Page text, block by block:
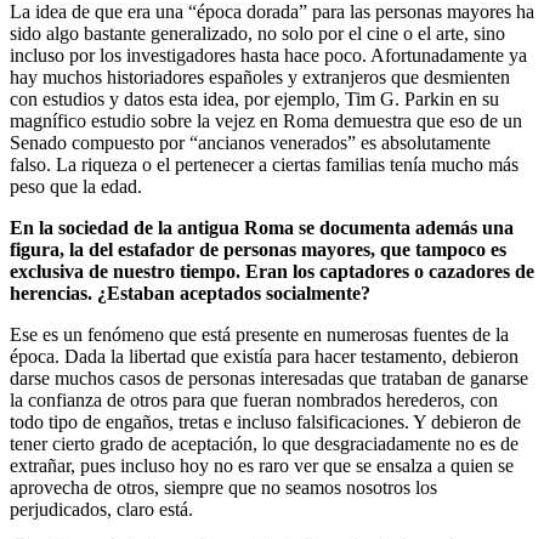
La idea de que era una “época dorada” para las personas mayores ha
sido algo bastante generalizado, no solo por el cine o el arte, sino
incluso por los investigadores hasta hace poco. Afortunadamente ya
hay muchos historiadores españoles y extranjeros que desmienten
con estudios y datos esta idea, por ejemplo, Tim G. Parkin en su
magnífico estudio sobre la vejez en Roma demuestra que eso de un
Senado compuesto por “ancianos venerados” es absolutamente
falso. La riqueza o el pertenecer a ciertas familias tenía mucho más
peso que la edad.
En la sociedad de la antigua Roma se documenta además una
figura, la del estafador de personas mayores, que tampoco es
exclusiva de nuestro tiempo. Eran los captadores o cazadores de
herencias. ¿Estaban aceptados socialmente?
Ese es un fenómeno que está presente en numerosas fuentes de la
época. Dada la libertad que existía para hacer testamento, debieron
darse muchos casos de personas interesadas que trataban de ganarse
la confianza de otros para que fueran nombrados herederos, con
todo tipo de engaños, tretas e incluso falsificaciones. Y debieron de
tener cierto grado de aceptación, lo que desgraciadamente no es de
extrañar, pues incluso hoy no es raro ver que se ensalza a quien se
aprovecha de otros, siempre que no seamos nosotros los
perjudicados, claro está.